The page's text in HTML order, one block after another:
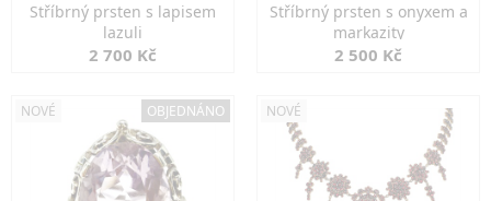
Stříbrný prsten s lapisem
lazuli
2 700 Kč
Stříbrný prsten s onyxem a
markazity
2 500 Kč
NOVÉ OBJEDNÁNO NOVÉ